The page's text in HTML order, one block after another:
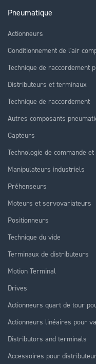
Pneumatique
Actionneurs
Conditionnement de l'air
Technique de raccordement
Distributeurs et terminaux
Technique de raccordement
Autres composants
Capteurs
Technologie de commande
Manipulateurs industriels
Préhenseurs
Moteurs et servovariateurs
Positionneurs
Technique du vide
Terminaux de distributeurs
Motion Terminal
Drives
Actionneurs quart de tour
Actionneurs linéaires pour
Distributors and terminals
Accessoires pour